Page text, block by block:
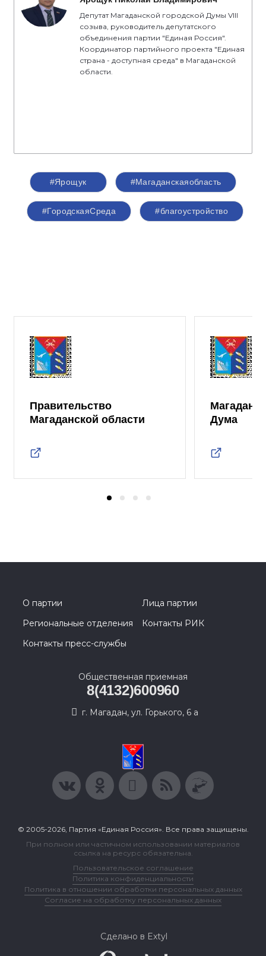
Депутат Магаданской городской Думы VIII
созыва, руководитель депутатского
объединения партии "Единая Россия".
Координатор партийного проекта "Единая
страна - доступная среда" в Магаданской
области.
#Ярощук #Магаданскаяобласть
#ГородскаяСреда #благоустройство
Правительство
Магаданской области
Дума
О партии
Лица партии
Региональные отделения
Контакты РИК
Контакты пресс-службы
Общественная приемная
8(4132)600960
г. Магадан, ул. Горького, 6 а
© 2005-2026, Партия «Единая Россия». Все права защищены.
При полном или частичном использовании материалов
ссылка на ресурс обязательна.
Пользовательское соглашение
Политика конфиденциальности
Политика в отношении обработки персональных данных
Согласие на обработку персональных данных
Сделано в Extyl